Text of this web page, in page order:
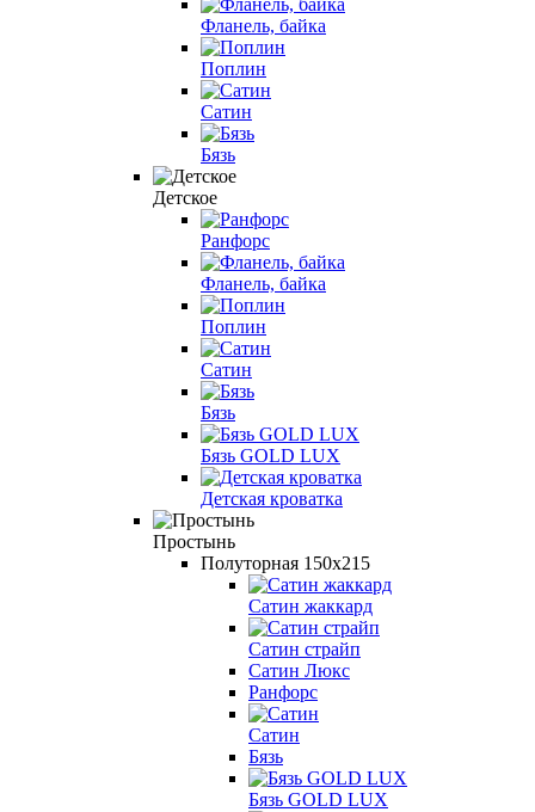
Фланель, байка
Поплин
Сатин
Бязь
Детcкое
Ранфорс
Фланель, байка
Поплин
Сатин
Бязь
Бязь GOLD LUX
Детская кроватка
Простынь
Полуторная 150х215
Сатин жаккард
Сатин страйп
Сатин Люкс
Ранфорс
Сатин
Бязь
Бязь GOLD LUX